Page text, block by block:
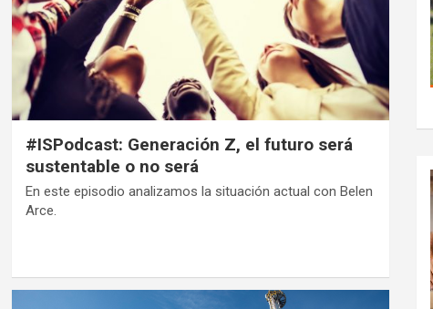
#ISPodcast: Generación Z, el futuro será
sustentable o no será
En este episodio analizamos la situación actual con Belen
Arce.